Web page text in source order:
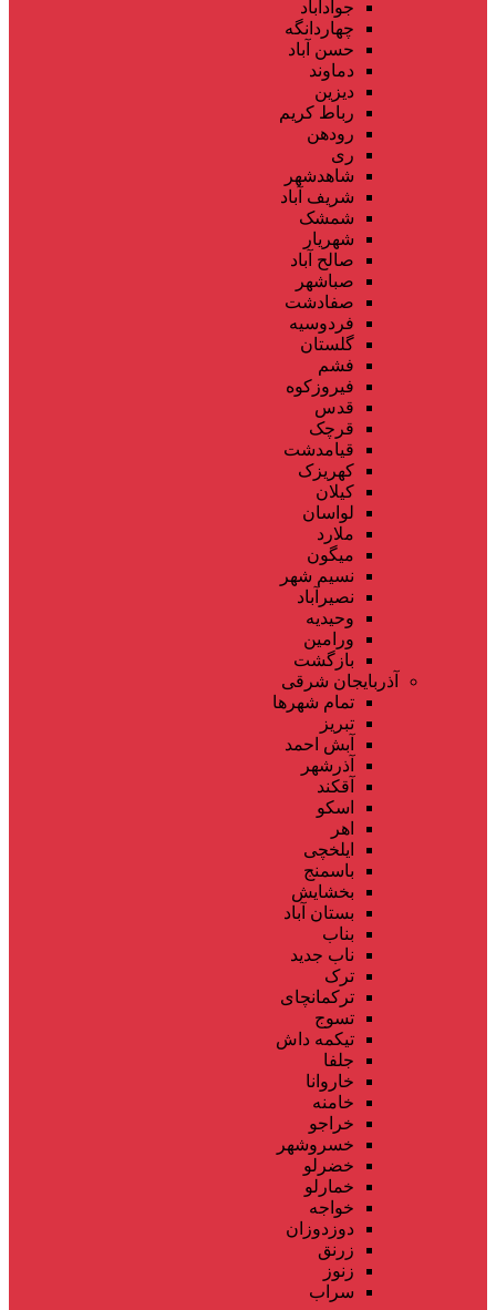
جوادآباد
چهاردانگه
حسن آباد
دماوند
دیزین
رباط کریم
رودهن
ری
شاهدشهر
شریف آباد
شمشک
شهریار
صالح آباد
صباشهر
صفادشت
فردوسیه
گلستان
فشم
فیروزکوه
قدس
قرچک
قیامدشت
کهریزک
کیلان
لواسان
ملارد
میگون
نسیم شهر
نصیرآباد
وحیدیه
ورامین
بازگشت
آذربایجان شرقی
تمام شهر‌ها
تبریز
آبش احمد
آذرشهر
آقکند
اسکو
اهر
ایلخچی
باسمنج
بخشایش
بستان آباد
بناب
ناب جدید
ترک
ترکمانچای
تسوج
تیکمه داش
جلفا
خاروانا
خامنه
خراجو
خسروشهر
خضرلو
خمارلو
خواجه
دوزدوزان
زرنق
زنوز
سراب